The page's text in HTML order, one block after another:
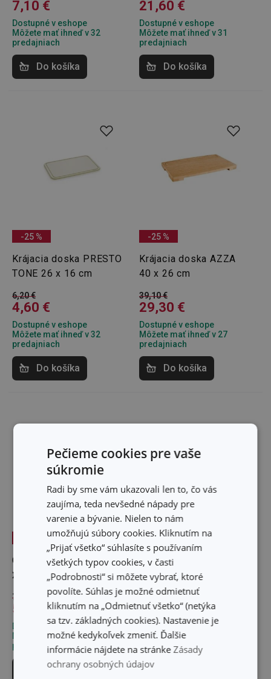
7,10 €
Dostupné v eshope
Môžete mať ihneď v 32
predajniach
Do košíka
21,60 €
Dostupné v eshope
Môžete mať ihneď v 31
predajniach
Do košíka
-25 %
Krájacia doska PRESTO
TONE 26 x 16 cm
6,20 €
4,60 €
Dostupné v eshope
Môžete mať ihneď v 32
predajniach
Do košíka
-25 %
Krájacia doska AZZA
40 x 26 cm
39,10 €
29,30 €
Dostupné v eshope
Môžete mať ihneď v 27
predajniach
Do košíka
Chladiace kocky PRESTO,
24ks
7,00 €
5,25 €
Dostupné v eshope
Môžete mať ihneď v 32
predajniach
Do košíka
-25 %
Tvorítko na ľad myDRINK,
tyčinky
12,80 €
9,60 €
Dostupné v eshope
Môžete mať ihneď v 31
predajniach
Pečieme cookies pre vaše
súkromie
Radi by sme vám ukazovali len to, čo vás
zaujíma, teda nevšedné nápady pre
varenie a bývanie. Nielen to nám
umožňujú súbory cookies. Kliknutím na
„Prijať všetko“ súhlasíte s používaním
všetkých typov cookies, v časti
„Podrobnosti“ si môžete vybrať, ktoré
povolíte. Súhlas je možné odmietnuť
kliknutím na „Odmietnuť všetko“ (netýka
sa tzv. základných cookies). Nastavenie je
možné kedykoľvek zmeniť. Ďalšie
informácie nájdete na stránkeZásady
ochrany osobných údajov